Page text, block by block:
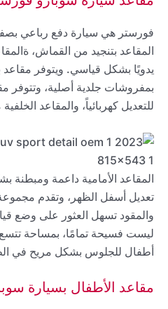
فورستر هي سيارة دفع رباعي
المقاعد بتنجيد من القماش،
يدويًا بشكل قياسي. ويتوفر مقاعد
بمفروشات جلدية أصلية، وتتوفر
للتعديل كهربائياً، والمقاعد
المقاعد الأمامية داعمة ومبطنة
تعديل أسفل الظهر، وتقدم
والمقود تسهل العثور على وضع
ليست فسيحة تمامًا، بمساحة تتسع
أطفال للجلوس بشكل مريح في
مقاعد الأطفال بسيارة